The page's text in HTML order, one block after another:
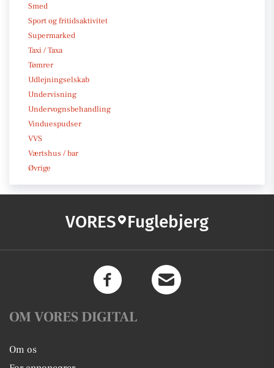
Smed
Sport og fritidsaktivitet
Supermarked
Taxi / Taxa
Tømrer
Udlejningselskab
Undervisning
Undervognsbehandling
Vinduespudser
VVS
Værtshus / bar
Øvrige
VORES Fuglebjerg
OM VORES DIGITAL
Om os